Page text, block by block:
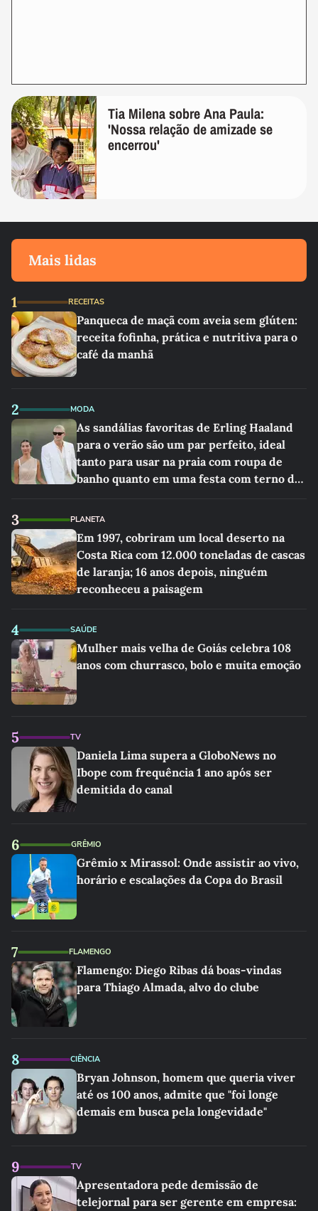
Tia Milena sobre Ana Paula:
'Nossa relação de amizade se
encerrou'
Mais lidas
1 RECEITAS
Panqueca de maçã com aveia sem glúten:
receita fofinha, prática e nutritiva para o
café da manhã
2 MODA
As sandálias favoritas de Erling Haaland
para o verão são um par perfeito, ideal
tanto para usar na praia com roupa de
banho quanto em uma festa com terno de
3 PLANETA
Em 1997, cobriram um local deserto na
Costa Rica com 12.000 toneladas de cascas
de laranja; 16 anos depois, ninguém
reconheceu a paisagem
4 SAÚDE
Mulher mais velha de Goiás celebra 108
anos com churrasco, bolo e muita emoção
5 TV
Daniela Lima supera a GloboNews no
Ibope com frequência 1 ano após ser
demitida do canal
6 GRÊMIO
Grêmio x Mirassol: Onde assistir ao vivo,
horário e escalações da Copa do Brasil
7 FLAMENGO
Flamengo: Diego Ribas dá boas-vindas
para Thiago Almada, alvo do clube
8 CIÊNCIA
Bryan Johnson, homem que queria viver
até os 100 anos, admite que "foi longe
demais em busca pela longevidade"
9 TV
Apresentadora pede demissão de
telejornal para ser gerente em empresa: